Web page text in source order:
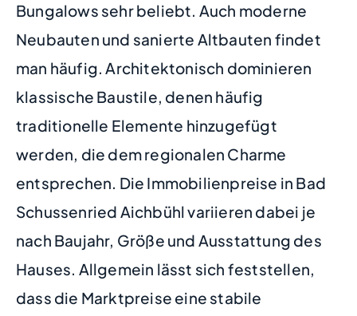
Bungalows sehr beliebt. Auch moderne
Neubauten und sanierte Altbauten findet
man häufig. Architektonisch dominieren
klassische Baustile, denen häufig
traditionelle Elemente hinzugefügt
werden, die dem regionalen Charme
entsprechen. Die Immobilienpreise in Bad
Schussenried Aichbühl variieren dabei je
nach Baujahr, Größe und Ausstattung des
Hauses. Allgemein lässt sich feststellen,
dass die Marktpreise eine stabile